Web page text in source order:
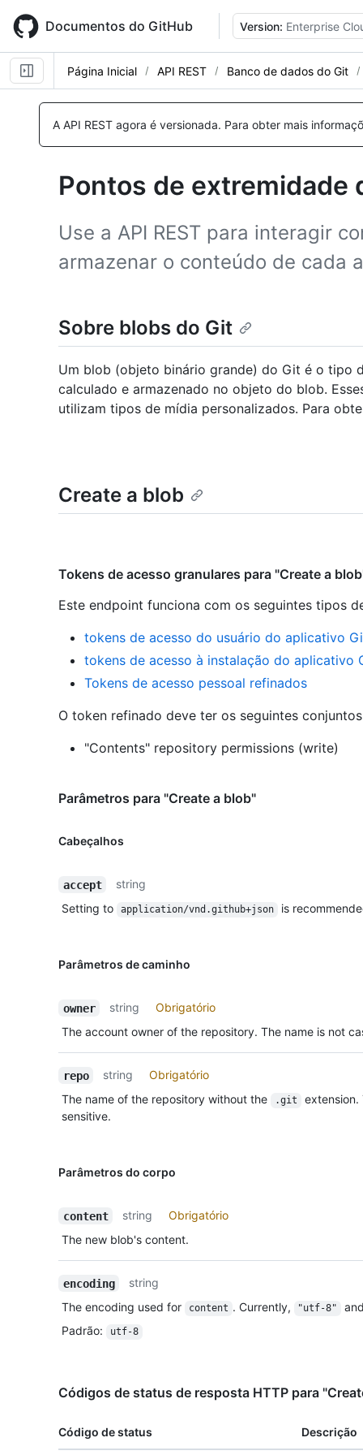
main
content
Documentos do GitHub Version: Enterprise
Página Inicial API REST Banco de dados do Git
A API REST agora é versionada. Para obter mais
Pontos de extremidade
Use a API REST para interagir
armazenar o conteúdo de cada
Sobre blobs do Git
Um blob (objeto binário grande) do Git é o tipo
calculado e armazenado no objeto do blob.
utilizam tipos de mídia personalizados. Para
Create a blob
Tokens de acesso granulares para "Create a
Este endpoint funciona com os seguintes tipos
tokens de acesso do usuário do aplicativo
tokens de acesso à instalação do aplicativo
Tokens de acesso pessoal refinados
O token refinado deve ter os seguintes
"Contents" repository permissions (write)
Parâmetros para "Create a blob"
Cabeçalhos
Nome,
Tipo,
accept
string
Setting to
application/vnd.github+json is
Parâmetros de caminho
Nome,
Tipo,
owner string
Obrigatório
The account owner of the repository. The name is not
repo string
Obrigatório
The name of the repository without the
.git
extension.
sensitive.
Parâmetros do corpo
Nome,
Tipo,
content string
Obrigatório
The new blob's content.
encoding
string
The encoding used for
content . Currently, "utf-8"
Padrão: utf-8
Códigos de status de resposta HTTP para
Código de status Descrição
Nome,
Tipo,
Nome,
Tipo,